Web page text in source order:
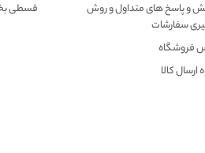
و پاسخ های متداول و روش
سفارشات
فروشگاه
ارسال کالا
قسطی